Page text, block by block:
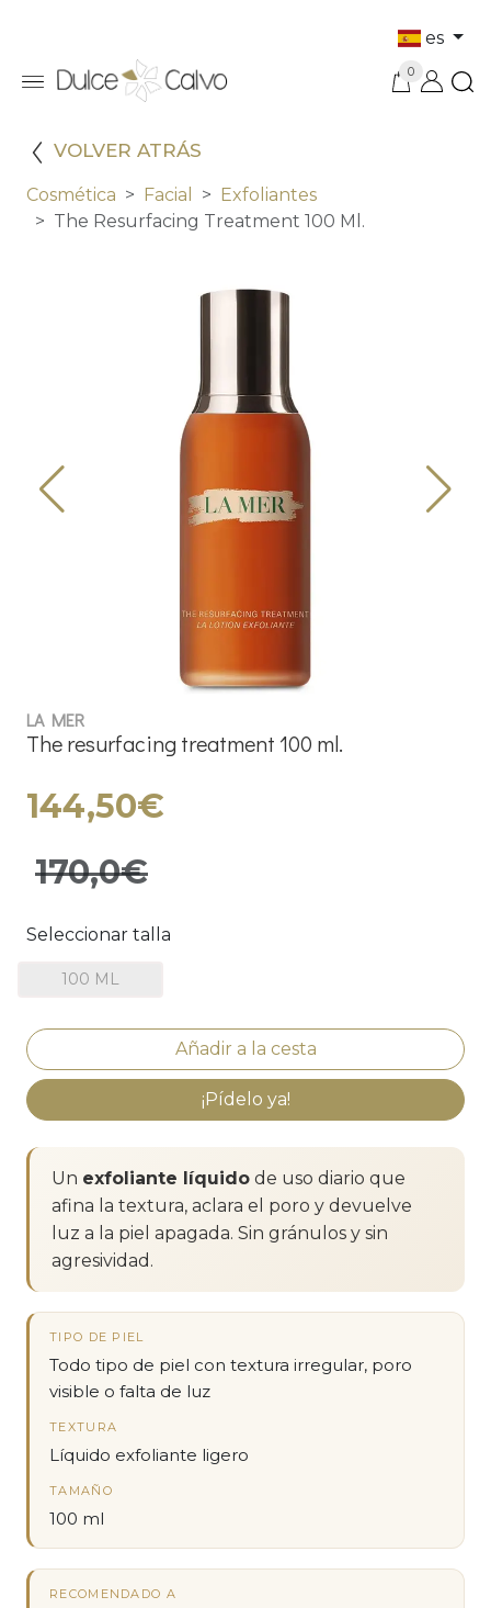
es
0
VOLVER ATRÁS
Cosmética Facial
Exfoliantes
The Resurfacing Treatment 100 Ml.
LA MER
The resurfacing treatment 100 ml.
144,50€
170,0€
Seleccionar talla
100 ML
¡Pídelo ya!
Un exfoliante líquido de uso diario que
afina la textura, aclara el poro y devuelve
luz a la piel apagada. Sin gránulos y sin
agresividad.
TIPO DE PIEL
Todo tipo de piel con textura irregular, poro
visible o falta de luz
TEXTURA
Líquido exfoliante ligero
TAMAÑO
100 ml
RECOMENDADO A